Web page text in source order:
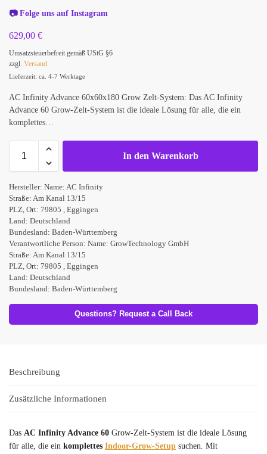
📷Folge uns auf Instagram
629,00 €
Umsatzsteuerbefreit gemäß UStG §6
zzgl. Versand
Lieferzeit: ca. 4-7 Werktage
AC Infinity Advance 60x60x180 Grow Zelt-System: Das AC Infinity
Advance 60 Grow-Zelt-System ist die ideale Lösung für alle, die ein
komplettes…
In den Warenkorb
Hersteller: Name: AC Infinity
Straße: Am Kanal 13/15
PLZ, Ort: 79805 , Eggingen
Land: Deutschland
Bundesland: Baden-Württemberg
Verantwortliche Person: Name: GrowTechnology GmbH
Straße: Am Kanal 13/15
PLZ, Ort: 79805 , Eggingen
Land: Deutschland
Bundesland: Baden-Württemberg
Questions? Request a Call Back
Beschreibung
Zusätzliche Informationen
Das AC Infinity Advance 60 Grow-Zelt-System ist die ideale Lösung
für alle, die ein komplettes Indoor-Grow-Setup suchen. Mit